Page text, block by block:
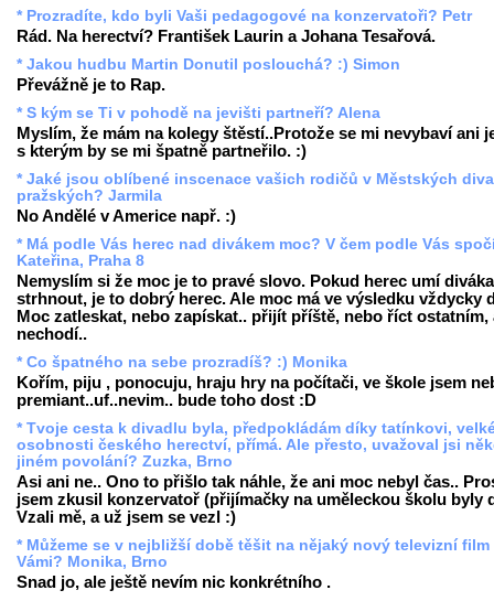
* Prozradíte, kdo byli Vaši pedagogové na konzervatoři? Petr
Rád. Na herectví? František Laurin a Johana Tesařová.
* Jakou hudbu Martin Donutil poslouchá? :) Simon
Převážně je to Rap.
* S kým se Ti v pohodě na jevišti partneří? Alena
Myslím, že mám na kolegy štěstí..Protože se mi nevybaví ani
s kterým by se mi špatně partneřilo. :)
* Jaké jsou oblíbené inscenace vašich rodičů v Městských
pražských? Jarmila
No Andělé v Americe např. :)
* Má podle Vás herec nad divákem moc? V čem podle Vás
Kateřina, Praha 8
Nemyslím si že moc je to pravé slovo. Pokud herec umí diváka
strhnout, je to dobrý herec. Ale moc má ve výsledku vždycky
Moc zatleskat, nebo zapískat.. přijít příště, nebo říct ostatním,
nechodí..
* Co špatného na sebe prozradíš? :) Monika
Kořím, piju , ponocuju, hraju hry na počítači, ve škole jsem
premiant..uf..nevim.. bude toho dost :D
* Tvoje cesta k divadlu byla, předpokládám díky tatínkovi,
osobnosti českého herectví, přímá. Ale přesto, uvažoval jsi
jiném povolání? Zuzka, Brno
Asi ani ne.. Ono to přišlo tak náhle, že ani moc nebyl čas..
jsem zkusil konzervatoř (přijímačky na uměleckou školu byly
Vzali mě, a už jsem se vezl :)
* Můžeme se v nejbližší době těšit na nějaký nový televizní film
Vámi? Monika, Brno
Snad jo, ale ještě nevím nic konkrétního .